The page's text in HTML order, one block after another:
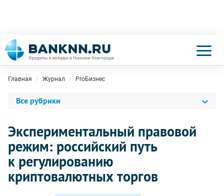
Главная Журнал ProБизнес
Все рубрики
Экспериментальный правовой
режим: российский путь
к регулированию
криптовалютных торгов